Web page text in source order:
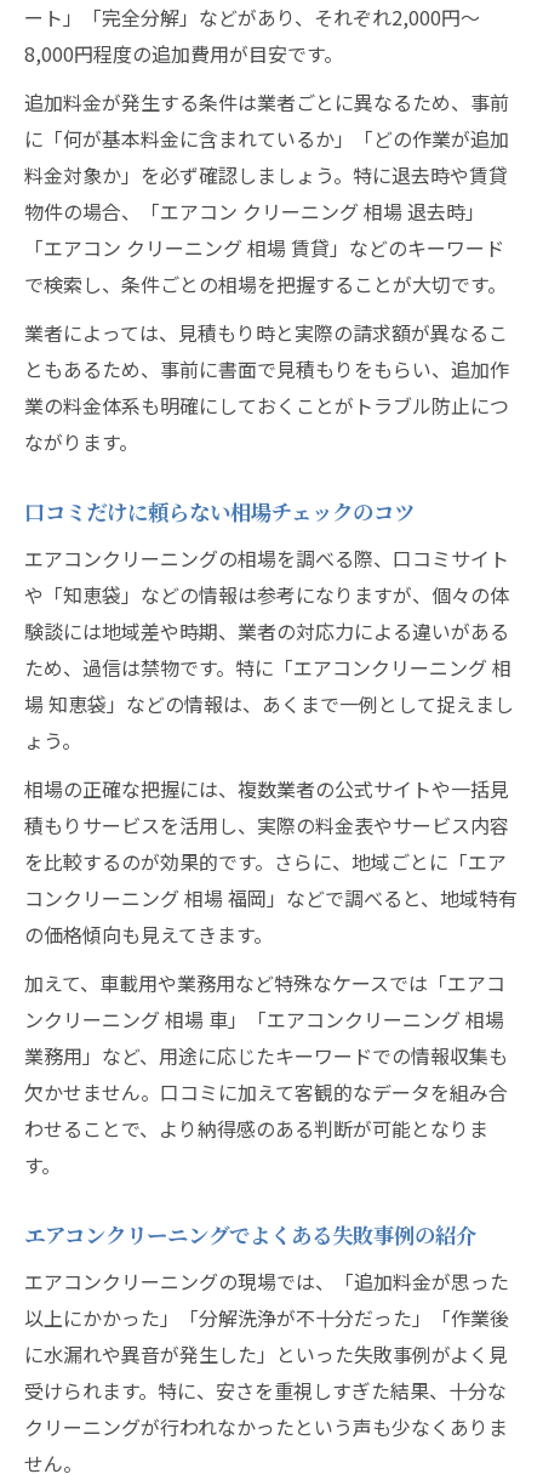
ート」「完全分解」などがあり、それぞれ2,000円〜
8,000円程度の追加費用が目安です。
追加料金が発生する条件は業者ごとに異なるため、事前
に「何が基本料金に含まれているか」「どの作業が追加
料金対象か」を必ず確認しましょう。特に退去時や賃貸
物件の場合、「エアコン クリーニング 相場 退去時」
「エアコン クリーニング 相場 賃貸」などのキーワード
で検索し、条件ごとの相場を把握することが大切です。
業者によっては、見積もり時と実際の請求額が異なるこ
ともあるため、事前に書面で見積もりをもらい、追加作
業の料金体系も明確にしておくことがトラブル防止につ
ながります。
口コミだけに頼らない相場チェックのコツ
エアコンクリーニングの相場を調べる際、口コミサイト
や「知恵袋」などの情報は参考になりますが、個々の体
験談には地域差や時期、業者の対応力による違いがある
ため、過信は禁物です。特に「エアコンクリーニング 相
場 知恵袋」などの情報は、あくまで一例として捉えまし
ょう。
相場の正確な把握には、複数業者の公式サイトや一括見
積もりサービスを活用し、実際の料金表やサービス内容
を比較するのが効果的です。さらに、地域ごとに「エア
コンクリーニング 相場 福岡」などで調べると、地域特有
の価格傾向も見えてきます。
加えて、車載用や業務用など特殊なケースでは「エアコ
ンクリーニング 相場 車」「エアコンクリーニング 相場
業務用」など、用途に応じたキーワードでの情報収集も
欠かせません。口コミに加えて客観的なデータを組み合
わせることで、より納得感のある判断が可能となりま
す。
エアコンクリーニングでよくある失敗事例の紹介
エアコンクリーニングの現場では、「追加料金が思った
以上にかかった」「分解洗浄が不十分だった」「作業後
に水漏れや異音が発生した」といった失敗事例がよく見
受けられます。特に、安さを重視しすぎた結果、十分な
クリーニングが行われなかったという声も少なくありま
せん。